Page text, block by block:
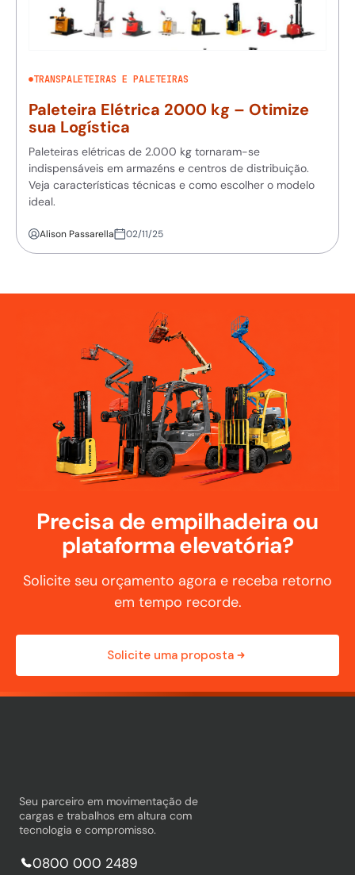
TRANSPALETEIRAS E PALETEIRAS
Paleteira Elétrica 2000 kg – Otimize
sua Logística
Paleteiras elétricas de 2.000 kg tornaram-se
indispensáveis em armazéns e centros de distribuição.
Veja características técnicas e como escolher o modelo
ideal.
Alison Passarella 02/11/25
Precisa de empilhadeira ou
plataforma elevatória?
Solicite seu orçamento agora e receba retorno
em tempo recorde.
Solicite uma proposta
Seu parceiro em movimentação de
cargas e trabalhos em altura com
tecnologia e compromisso.
0800 000 2489